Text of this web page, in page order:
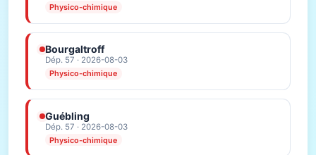
Physico-chimique
Bourgaltroff
Dép. 57 · 2026-08-03
Physico-chimique
Guébling
Dép. 57 · 2026-08-03
Physico-chimique